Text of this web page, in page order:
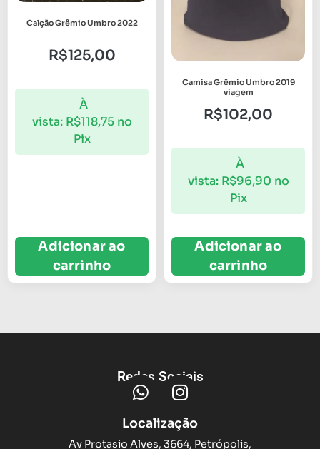
Calção Grêmio Umbro 2022
R$125,00
À
vista: R$118,75 no
Pix
Adicionar ao
carrinho
Camisa Grêmio Umbro 2019
viagem
R$102,00
À
vista: R$96,90 no
Pix
Adicionar ao
carrinho
Redes Sociais
Localização
Av Protasio Alves, 3664, Petrópolis,